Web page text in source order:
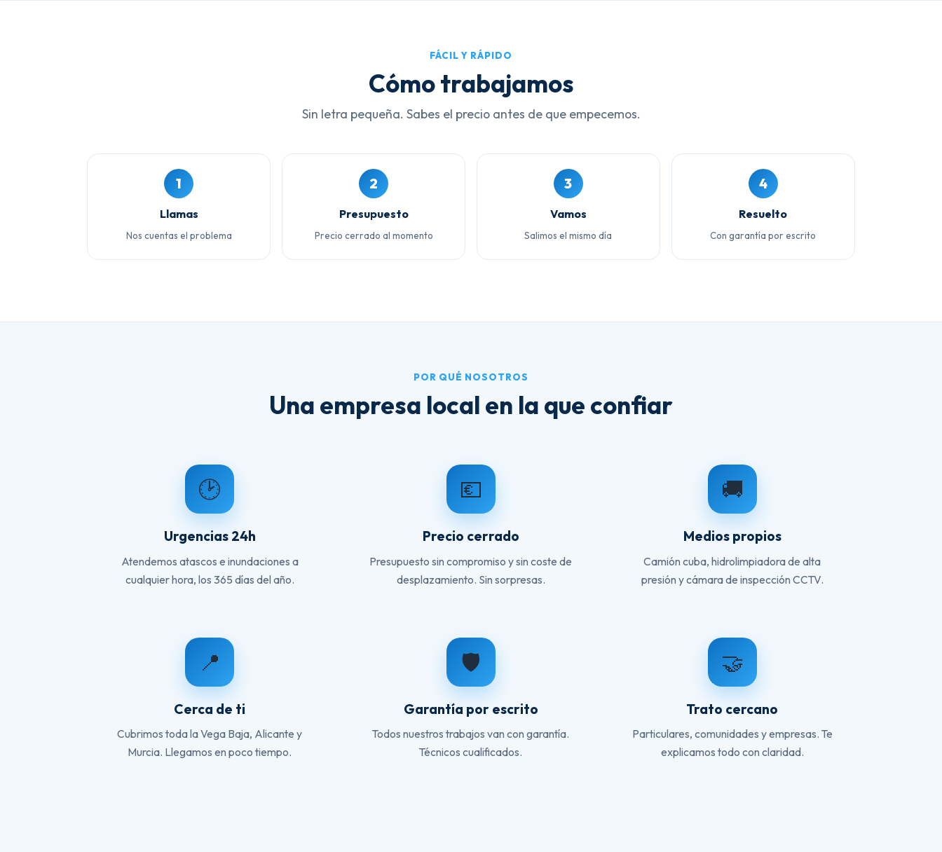
FÁCIL Y RÁPIDO
Cómo trabajamos
Sin letra pequeña. Sabes el precio antes de que empecemos.
1
Llamas
Nos cuentas el problema
2
Presupuesto
Precio cerrado al momento
3
Vamos
Salimos el mismo día
4
Resuelto
Con garantía por escrito
POR QUÉ NOSOTROS
Una empresa local en la que confiar
🕑
Urgencias 24h
Atendemos atascos e inundaciones a
cualquier hora, los 365 días del año.
💶
Precio cerrado
Presupuesto sin compromiso y sin coste de
desplazamiento. Sin sorpresas.
🚚
Medios propios
Camión cuba, hidrolimpiadora de alta
presión y cámara de inspección CCTV.
📍
Cerca de ti
Cubrimos toda la Vega Baja, Alicante y
Murcia. Llegamos en poco tiempo.
🛡️
Garantía por escrito
Todos nuestros trabajos van con garantía.
Técnicos cualificados.
🤝
Trato cercano
Particulares, comunidades y empresas. Te
explicamos todo con claridad.